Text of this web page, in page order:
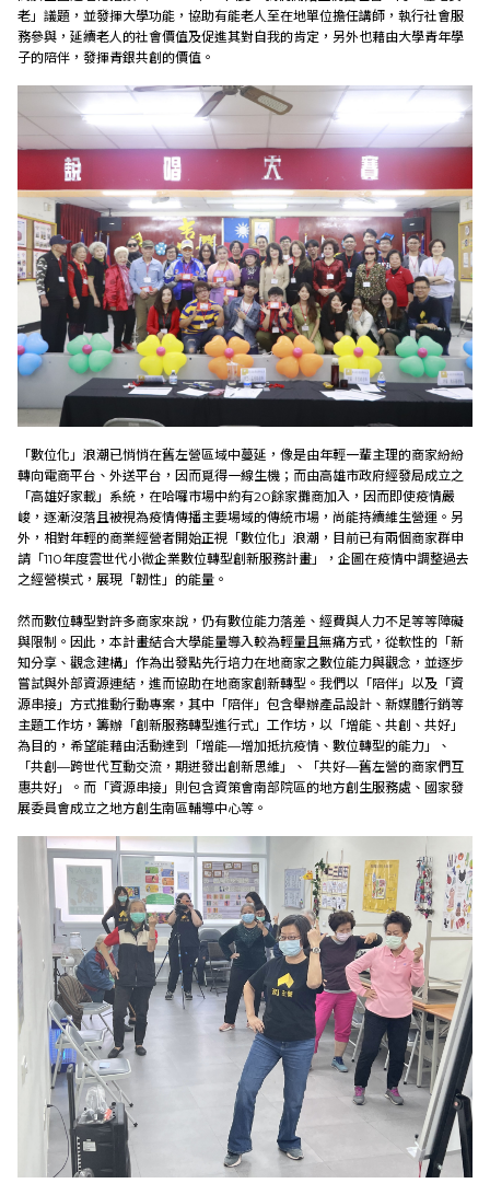
老」議題，並發揮大學功能，協助有能老人至在地單位擔任講師，執行社會服
務參與，延續老人的社會價值及促進其對自我的肯定，另外也藉由大學青年學
子的陪伴，發揮青銀共創的價值。
「數位化」浪潮已悄悄在舊左營區域中蔓延，像是由年輕一輩主理的商家紛紛
轉向電商平台、外送平台，因而覓得一線生機；而由高雄市政府經發局成立之
「高雄好家載」系統，在哈囉市場中約有20餘家攤商加入，因而即使疫情嚴
峻，逐漸沒落且被視為疫情傳播主要場域的傳統市場，尚能持續維生營運。另
外，相對年輕的商業經營者開始正視「數位化」浪潮，目前已有​​兩個商家群申
請「110年度雲世代小微企業數位轉型創新服務計畫」，企圖在疫情中調整過去
之經營模式，展現「韌性」的能量。
然而數位轉型對許多商家來說，仍有數位能力落差、經費與人力不足等等障礙
與限制。因此，本計畫結合大學能量導入較為輕量且無痛方式，從軟性的「新
知分享、觀念建構」作為出發點先行培力在地商家之數位能力與觀念，並逐步
嘗試與外部資源連結，進而協助在地商家創新轉型。我們以「陪伴」以及「資
源串接」方式推動行動專案，其中「陪伴」包含舉辦產品設計、新媒體行銷等
主題工作坊，籌辦「創新服務轉型進行式」工作坊，以「增能、共創、共好」
為目的，希望能藉由活動達到「增能—增加抵抗疫情、數位轉型的能力」、
「共創—跨世代互動交流，期迸發出創新思維」、「共好—舊左營的商家們互
惠共好」。而「資源串接」則包含資策會南部院區的地方創生服務處、​​國家發
展委員會成立之地方創生南區輔導中心等。